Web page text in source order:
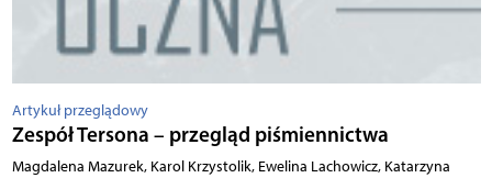
Artykuł przeglądowy
Zespół Tersona – przegląd piśmiennictwa
Magdalena Mazurek, Karol Krzystolik, Ewelina Lachowicz, Katarzyna